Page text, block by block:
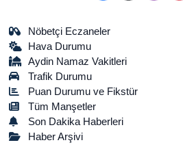
Nöbetçi Eczaneler
Hava Durumu
Aydin Namaz Vakitleri
Trafik Durumu
Puan Durumu ve Fikstür
Tüm Manşetler
Son Dakika Haberleri
Haber Arşivi